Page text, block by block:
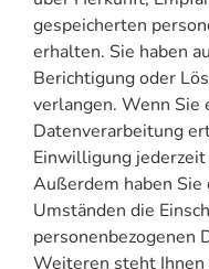
gespeicherten
erhalten. Sie haben
Berichtigung oder
verlangen. Wenn Sie
Datenverarbeitung
Einwilligung
Außerdem haben
Umständen die
personenbezogenen
Weiteren steht